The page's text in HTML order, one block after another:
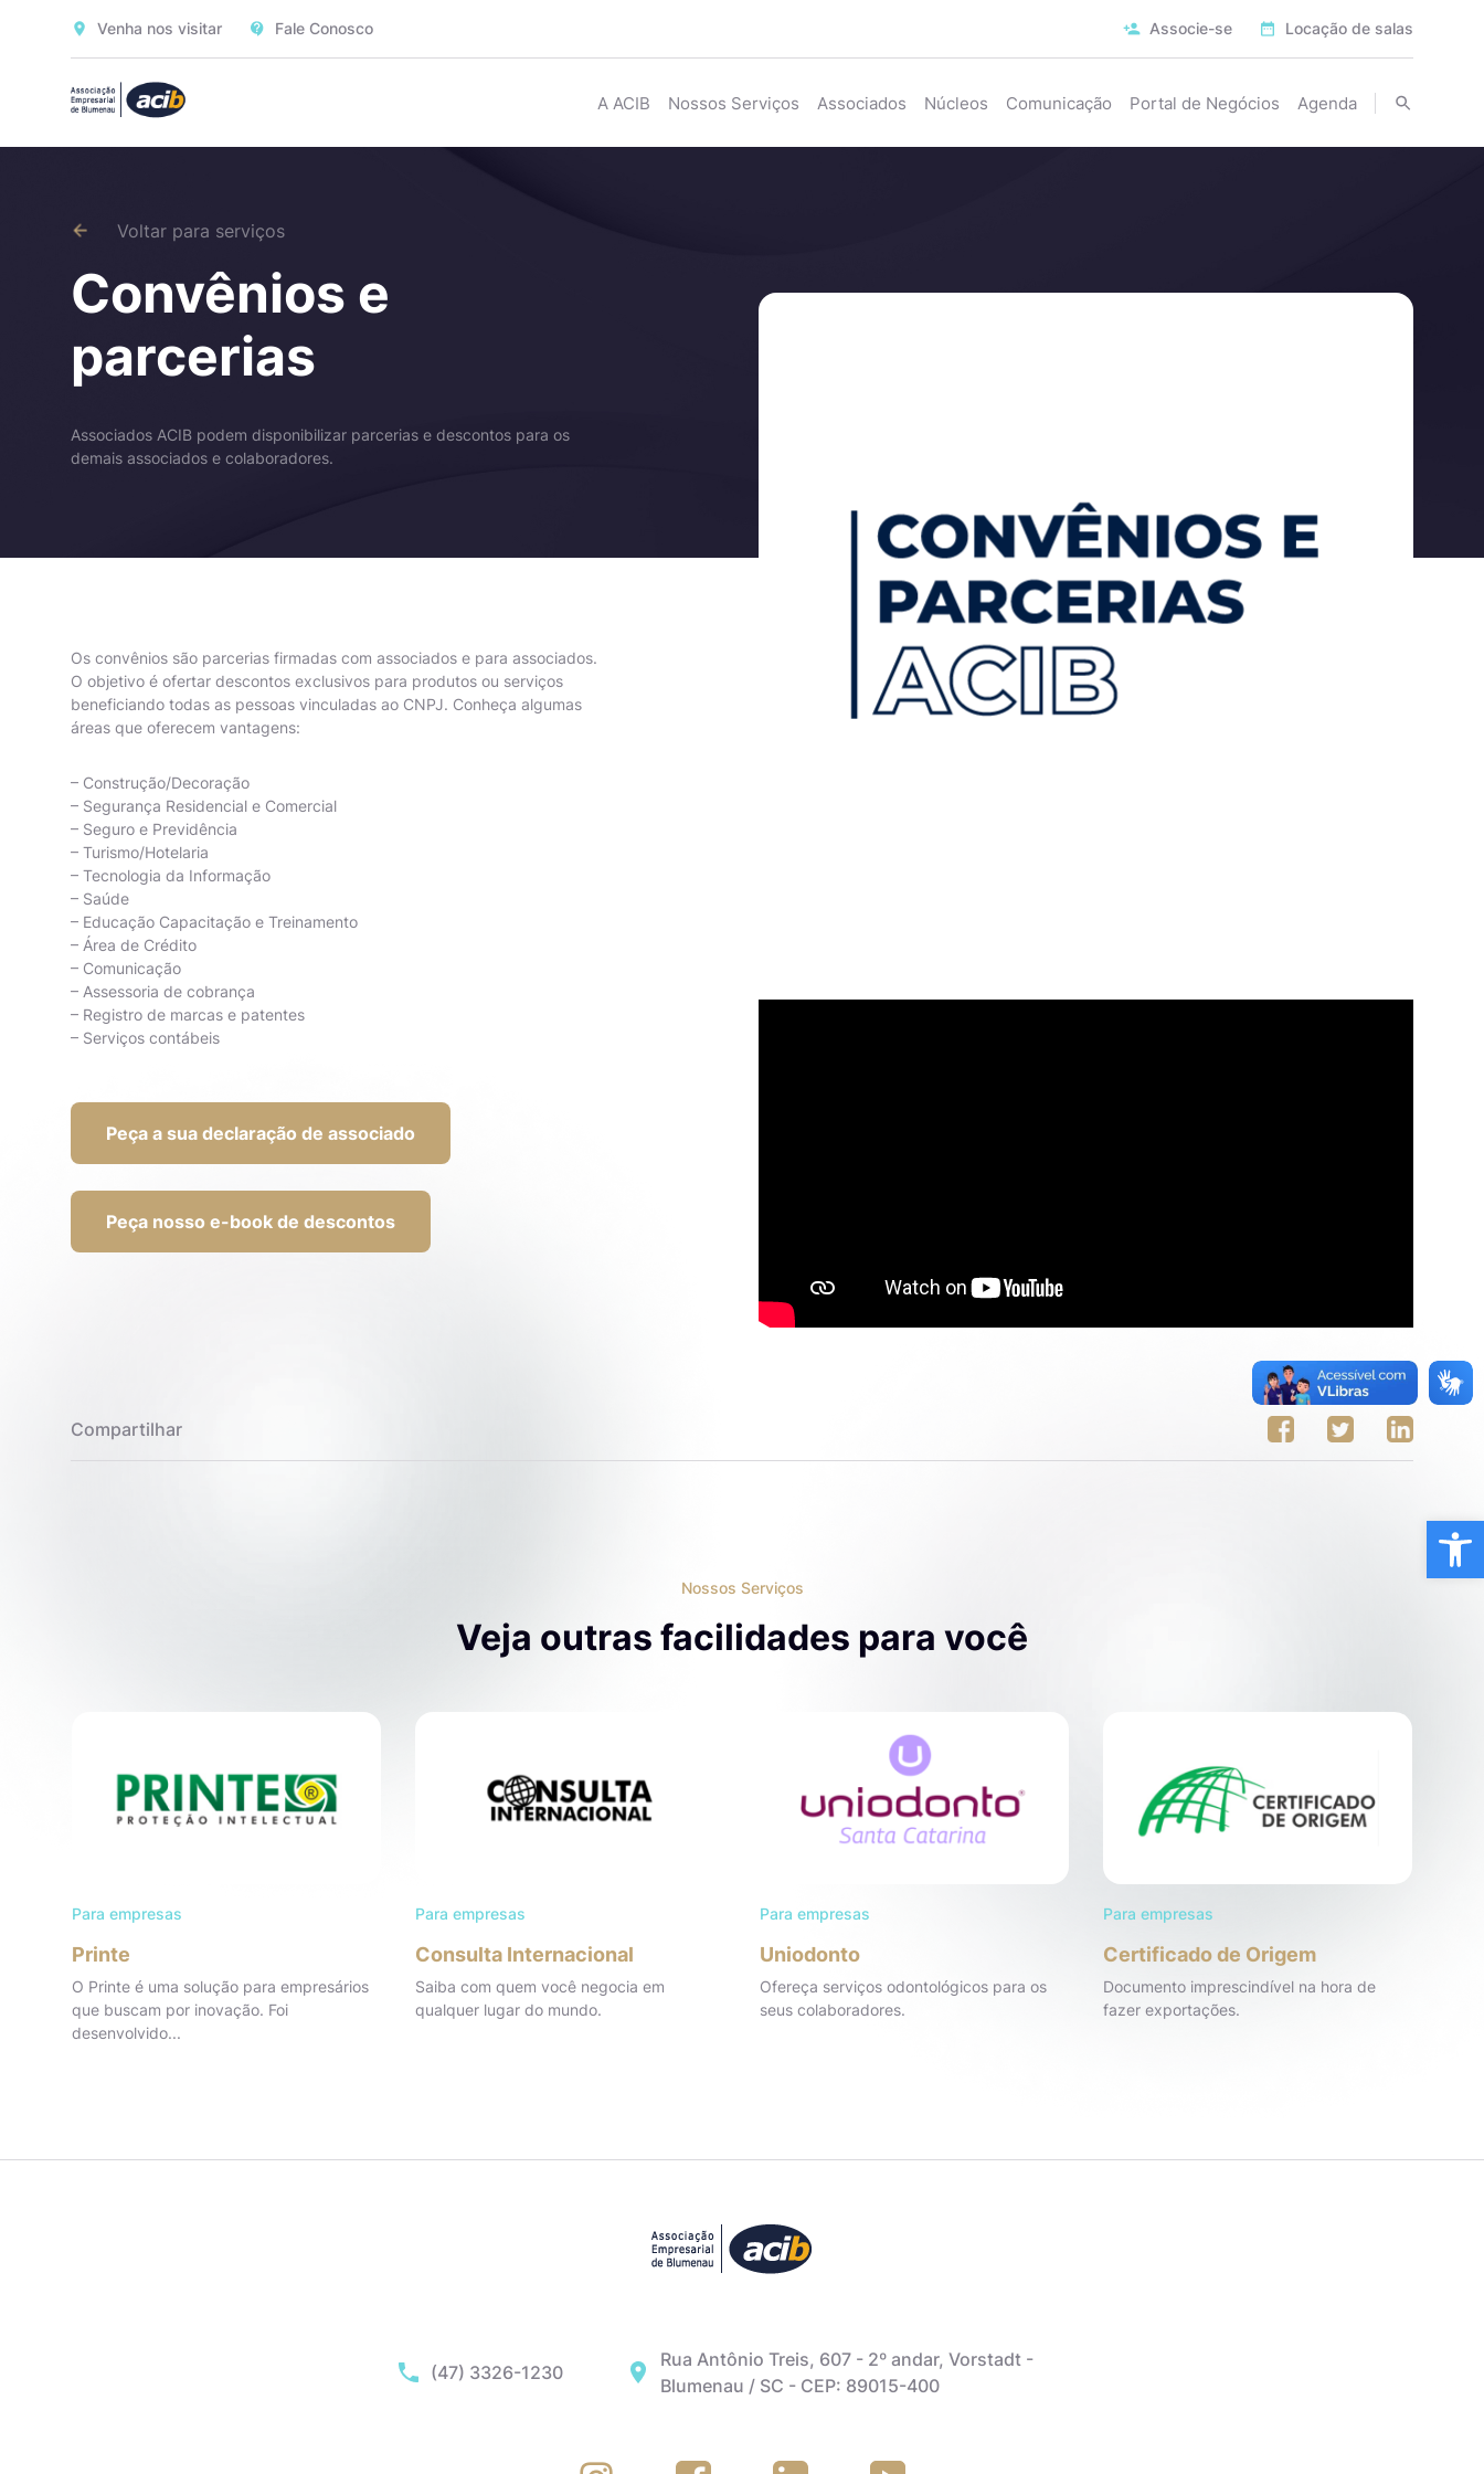
Venha nos visitar Fale Conosco Associe-se Locação de salas
A ACIB Nossos Serviços Associados Núcleos Comunicação Portal de Negócios Agenda
Voltar para serviços
Convênios e
parcerias
Associados ACIB podem disponibilizar parcerias e descontos para os
demais associados e colaboradores.
Os convênios são parcerias firmadas com associados e para associados.
O objetivo é ofertar descontos exclusivos para produtos ou serviços
beneficiando todas as pessoas vinculadas ao CNPJ. Conheça algumas
áreas que oferecem vantagens:
– Construção/Decoração
– Segurança Residencial e Comercial
– Seguro e Previdência
– Turismo/Hotelaria
– Tecnologia da Informação
– Saúde
– Educação Capacitação e Treinamento
– Área de Crédito
– Comunicação
– Assessoria de cobrança
– Registro de marcas e patentes
– Serviços contábeis
Peça a sua declaração de associado
Peça nosso e-book de descontos
Compartilhar
Nossos Serviços
Veja outras facilidades para você
Para empresas
Printe
O Printe é uma solução para empresários
que buscam por inovação. Foi
desenvolvido...
Para empresas
Consulta Internacional
Saiba com quem você negocia em
qualquer lugar do mundo.
Para empresas
Uniodonto
Ofereça serviços odontológicos para os
seus colaboradores.
Para empresas
Certificado de Origem
Documento imprescindível na hora de
fazer exportações.
(47) 3326-1230
Rua Antônio Treis, 607 - 2º andar, Vorstadt -
Blumenau / SC - CEP: 89015-400